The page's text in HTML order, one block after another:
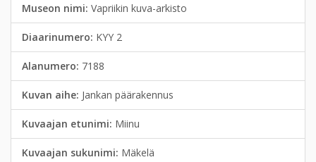
Museon nimi: Vapriikin kuva-arkisto
Diaarinumero: KYY 2
Alanumero: 7188
Kuvan aihe: Jankan päärakennus
Kuvaajan etunimi: Miinu
Kuvaajan sukunimi: Mäkelä